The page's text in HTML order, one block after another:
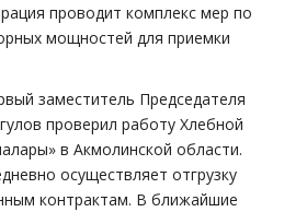
проводит комплекс мер по
мощностей для приемки
заместитель Председателя
проверил работу Хлебной
в Акмолинской области.
осуществляет отгрузку
контрактам. В ближайшие